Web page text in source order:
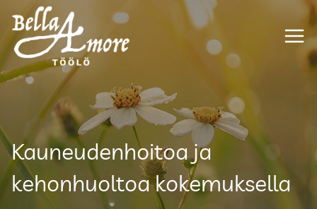
sisältöön
Kauneudenhoitoa ja
kehonhuoltoa kokemuksella